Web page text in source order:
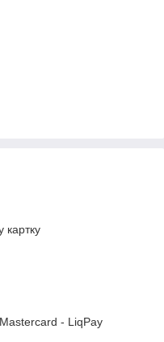
картку
- LiqPay